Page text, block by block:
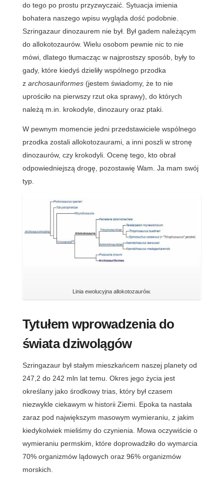
do tego po prostu przyzwyczaić. Sytuacja imienia
bohatera naszego wpisu wygląda dość podobnie.
Szringazaur dinozaurem nie był. Był gadem należącym
do allokotozaurów. Wielu osobom pewnie nic to nie
mówi, dlatego tłumacząc w najprostszy sposób, były to
gady, które kiedyś dzieliły wspólnego przodka
z archosauriformes (jestem świadomy, że to nie
uprościło na pierwszy rzut oka sprawy), do których
należą m.in. krokodyle, dinozaury oraz ptaki.
W pewnym momencie jedni przedstawiciele wspólnego
przodka zostali allokotozaurami, a inni poszli w stronę
dinozaurów, czy krokodyli. Ocenę tego, kto obrał
odpowiedniejszą drogę, pozostawię Wam. Ja mam swój
typ.
Linia ewolucyjna allokotozaurów.
Tytułem wprowadzenia do
świata dziwolągów
Szringazaur był stałym mieszkańcem naszej planety od
247,2 do 242 mln lat temu. Okres jego życia jest
określany jako środkowy trias, który był czasem
niezwykle ciekawym w historii Ziemi. Epoka ta nastała
zaraz pod największym masowym wymieraniu, z jakim
kiedykolwiek mieliśmy do czynienia. Mowa oczywiście o
wymieraniu permskim, które doprowadziło do wymarcia
70% organizmów lądowych oraz 96% organizmów
morskich.